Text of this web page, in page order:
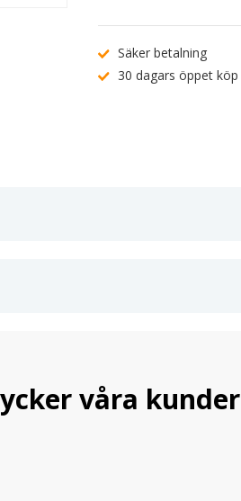
Säker betalning
30 dagars öppet köp
våra kunder